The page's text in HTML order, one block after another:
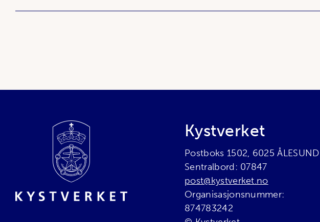
Bunnområde Kystverket
Postboks 1502, 6025 ÅLESUND
Sentralbord: 07847
post@kystverket.no
Organisasjonsnummer:
874783242